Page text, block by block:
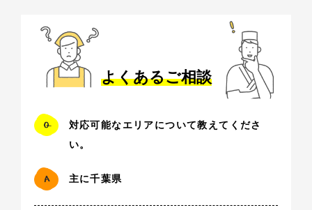
よくあるご相談
対応可能なエリアについて教えてくださ
い。
主に千葉県